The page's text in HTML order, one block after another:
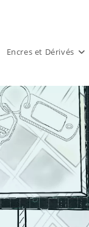
Encres et Dérivés